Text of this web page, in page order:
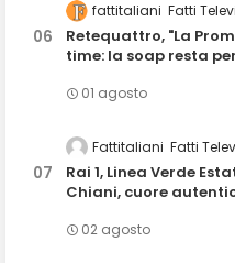
fattitaliani Fatti
Retequattro, "La
time: la soap resta
01 agosto
Fattitaliani Fatti
Rai 1, Linea Verde
Chiani, cuore
02 agosto